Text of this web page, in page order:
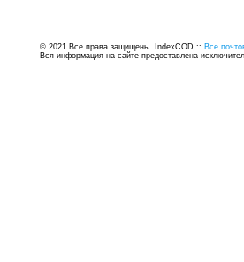
© 2021 Все права защищены. IndexCOD :: Все
Вся информация на сайте предоставлена